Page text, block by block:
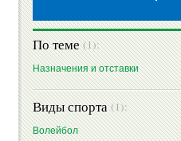
По теме(1):
Назначения и отставки
Виды спорта(1):
Волейбол